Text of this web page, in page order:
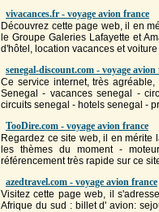
vivacances.fr - voyage avion france
Découvrez cette page web, il en
le Groupe Galeries Lafayette et
d'hôtel, location vacances et
senegal-discount.com - voyage avion
Ce service internet, très
Senegal - vacances senegal -
circuits senegal - hotels senegal -
TooDire.com - voyage avion france
Regardez ce site web, il en mérite
les thèmes du moment -
référencement très rapide sur ce
azedtravel.com - voyage avion france
Visitez cette page web, il
Afrique du sud : billet d'avion: